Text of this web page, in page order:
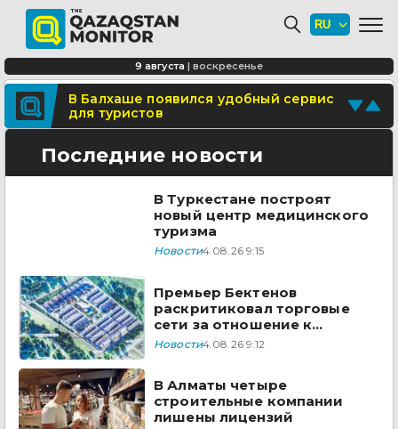
Поделитесь новостью
Отправьте свои новости и события
9 августа | воскресенье
Где в Алматы появятся новые школы
и детские сады
В Туркестане построят новый центр
медицинского туризма
В Балхаше появился удобный сервис
для туристов
Последние новости
В Туркестане построят
новый центр медицинского
туризма
Новости4.08.26 9:15
Премьер Бектенов
раскритиковал торговые
сети за отношение к
казахстанским товарам
Новости4.08.26 9:12
В Алматы четыре
строительные компании
лишены лицензий